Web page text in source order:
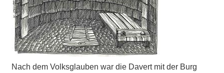
Nach dem Volksglauben war die Davert mit der Burg